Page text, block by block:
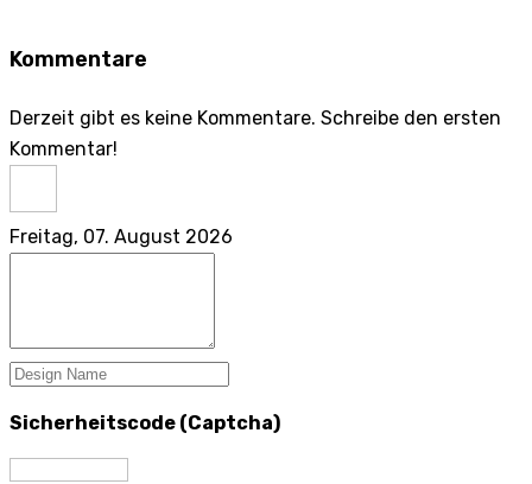
Kommentare
Derzeit gibt es keine Kommentare. Schreibe den ersten
Kommentar!
Freitag, 07. August 2026
Sicherheitscode (Captcha)